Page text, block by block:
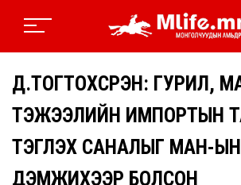
Д.ТОГТОХСҮРЭН: ГУРИЛ,
ТЭЖЭЭЛИЙН ИМПОРТЫН
ТЭГЛЭХ САНАЛЫГ МАН-ЫН
ДЭМЖИХЭЭР БОЛСОН